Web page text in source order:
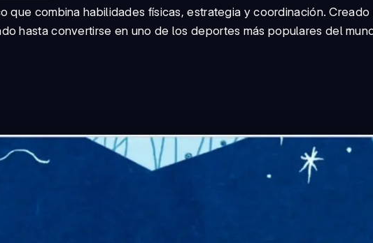
que combina habilidades físicas, estrategia y coordinación. Creado
hasta convertirse en uno de los deportes más populares del